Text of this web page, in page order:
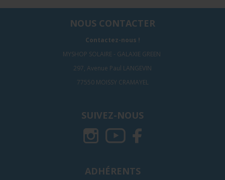
NOUS CONTACTER
Contactez-nous !
MYSHOP SOLAIRE - GALAXIE GREEN
297, Avenue Paul LANGEVIN
77550 MOISSY CRAMAYEL
SUIVEZ-NOUS
ADHÉRENTS